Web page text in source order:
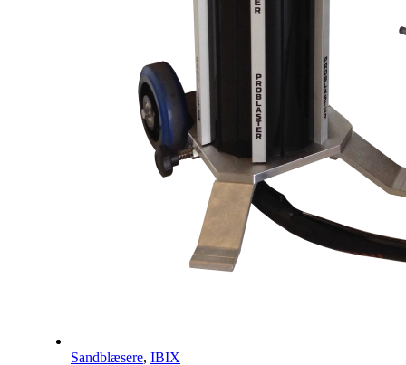
Sandblæsere, IBIX